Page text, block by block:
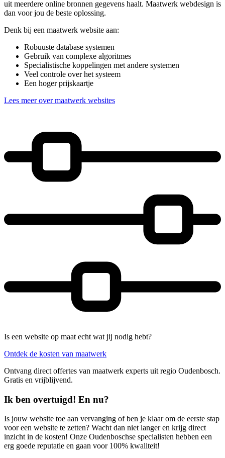
uit meerdere online bronnen gegevens haalt. Maatwerk webdesign is
dan voor jou de beste oplossing.
Denk bij een maatwerk website aan:
Robuuste database systemen
Gebruik van complexe algoritmes
Specialistische koppelingen met andere systemen
Veel controle over het systeem
Een hoger prijskaartje
Lees meer over maatwerk websites
Is een website op maat echt wat jij nodig hebt?
Ontdek de kosten van maatwerk
Ontvang direct offertes van maatwerk experts uit regio Oudenbosch.
Gratis en vrijblijvend.
Ik ben overtuigd! En nu?
Is jouw website toe aan vervanging of ben je klaar om de eerste stap
voor een website te zetten? Wacht dan niet langer en krijg direct
inzicht in de kosten! Onze Oudenboschse specialisten hebben een
erg goede reputatie en gaan voor 100% kwaliteit!